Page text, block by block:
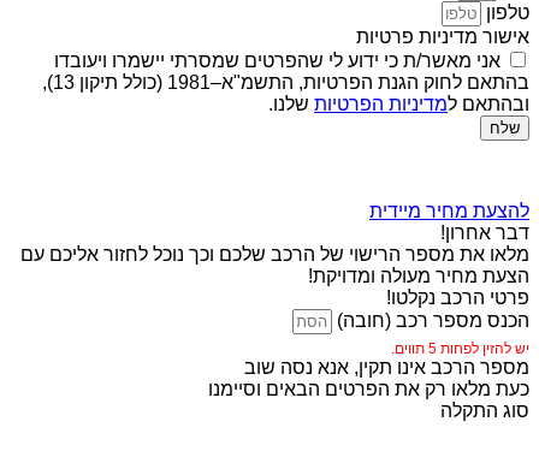
טלפון
אישור מדיניות פרטיות
אני מאשר/ת כי ידוע לי שהפרטים שמסרתי יישמרו ויעובדו
בהתאם לחוק הגנת הפרטיות, התשמ"א–1981 (כולל תיקון 13),
ובהתאם ל מדיניות הפרטיותשלנו.
שלח
להצעת מחיר מיידית
דבר אחרון!
מלאו את מספר הרישוי של הרכב שלכם וכך נוכל לחזור אליכם עם
הצעת מחיר מעולה ומדויקת!
פרטי הרכב נקלטו!
הכנס מספר רכב (חובה)
יש להזין לפחות 5 תווים.
מספר הרכב אינו תקין, אנא נסה שוב
כעת מלאו רק את הפרטים הבאים וסיימנו
סוג התקלה